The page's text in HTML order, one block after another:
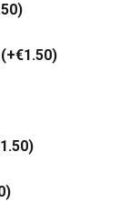
)
(+€1.50)
1.50)
)